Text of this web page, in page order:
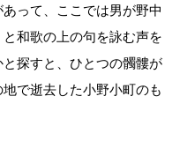
って、ここでは男が野中
和歌の上の句を詠む声を
探すと、ひとつの髑髏が
で逝去した小野小町のも